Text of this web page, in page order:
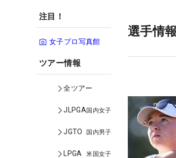
注目！
女子プロ写真館
ツアー情報
全ツアー
JLPGA国内女子
JGTO 国内男子
LPGA 米国女子
選手情報